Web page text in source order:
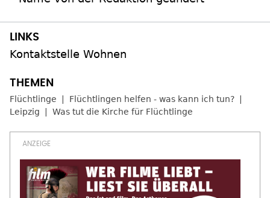
Kontaktstelle Wohnen
Flüchtlinge
Flüchtlingen helfen - was kann ich tun?
Leipzig
Was tut die Kirche für Flüchtlinge